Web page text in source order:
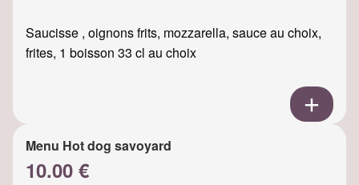
Saucisse , oignons frits, mozzarella, sauce au choix,
frites, 1 boisson 33 cl au choix
Menu Hot dog savoyard
10.00 €